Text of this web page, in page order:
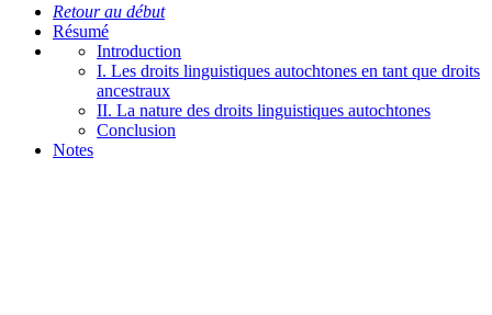
Retour au début
Résumé
Introduction
I. Les droits linguistiques autochtones en tant que droits
ancestraux
II. La nature des droits linguistiques autochtones
Conclusion
Notes